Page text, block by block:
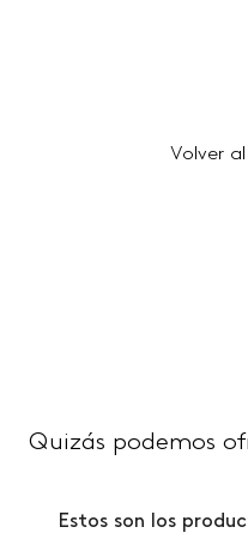
Volver
Quizás podemos
Estos son los